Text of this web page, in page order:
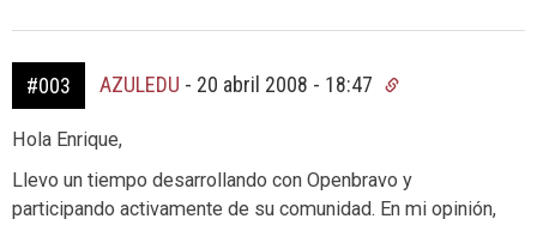
#003 AZULEDU - 20 abril 2008 - 18:47
Hola Enrique,
Llevo un tiempo desarrollando con Openbravo y
participando activamente de su comunidad. En mi opinión,